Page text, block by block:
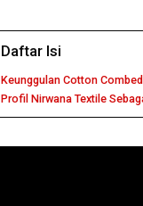
Daftar Isi
Keunggulan Cotton
Profil Nirwana Textile